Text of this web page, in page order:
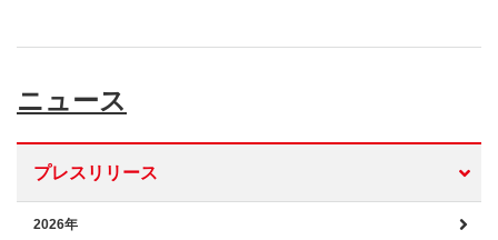
ニュース
プレスリリース
2026年